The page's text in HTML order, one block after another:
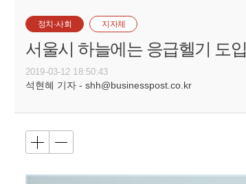
정치·사회 지자체
서울시 하늘에는 응급헬기 도
2019-03-12 18:50:43
석현혜 기자 - shh@businesspost.co.kr